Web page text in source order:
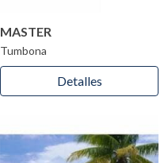
MASTER
Tumbona
Detalles